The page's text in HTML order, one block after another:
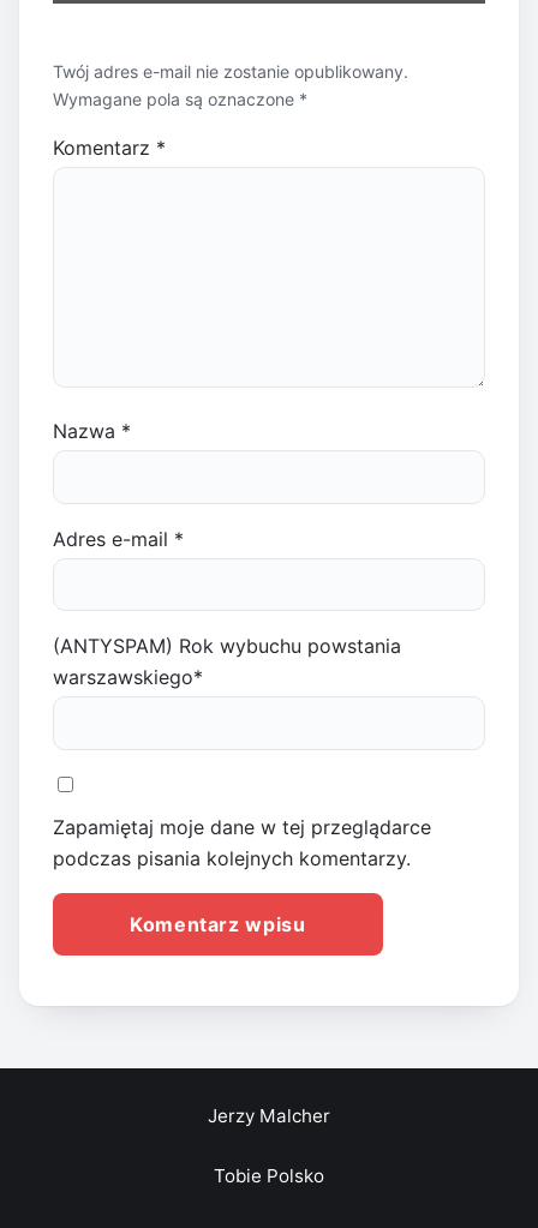
Twój adres e-mail nie zostanie opublikowany.
Wymagane pola są oznaczone *
Komentarz *
Nazwa *
Adres e-mail *
(ANTYSPAM) Rok wybuchu powstania
warszawskiego*
Zapamiętaj moje dane w tej przeglądarce
podczas pisania kolejnych komentarzy.
Jerzy Malcher
Tobie Polsko